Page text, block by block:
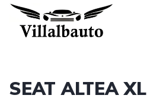
SEAT ALTEA XL